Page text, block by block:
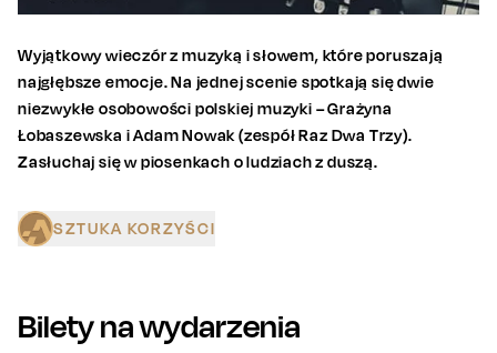
Wyjątkowy wieczór z muzyką i słowem, które poruszają
najgłębsze emocje. Na jednej scenie spotkają się dwie
niezwykłe osobowości polskiej muzyki – Grażyna
Łobaszewska i Adam Nowak (zespół Raz Dwa Trzy).
Zasłuchaj się w piosenkach o ludziach z duszą.
SZTUKA KORZYŚCI
Bilety na wydarzenia